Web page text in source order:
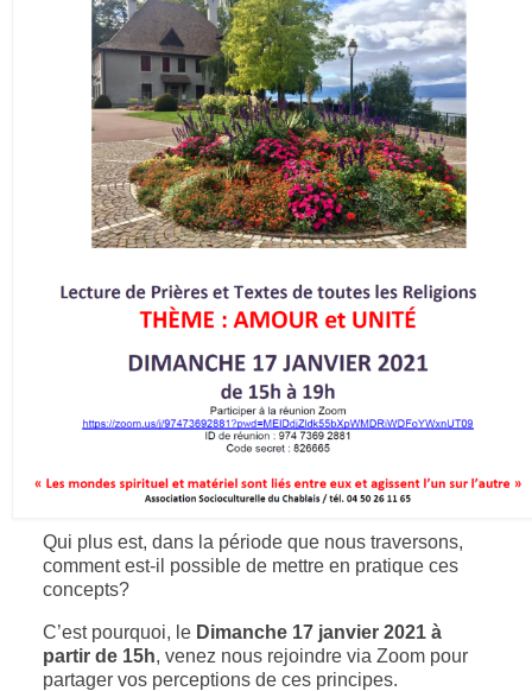
Qui plus est, dans la période que nous traversons,
comment est-il possible de mettre en pratique ces
concepts?
C’est pourquoi, le Dimanche 17 janvier 2021 à
partir de 15h, venez nous rejoindre via Zoom pour
partager vos perceptions de ces principes.